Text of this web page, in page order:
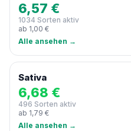
6,57 €
1034 Sorten aktiv
ab 1,00 €
Alle ansehen →
Sativa
6,68 €
496 Sorten aktiv
ab 1,79 €
Alle ansehen →